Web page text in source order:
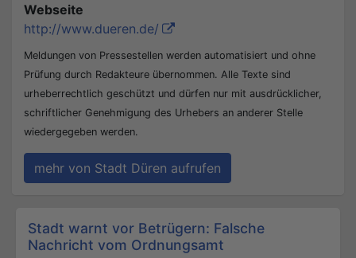
Webseite
http://www.dueren.de/
Meldungen von Pressestellen werden automatisiert und ohne
Prüfung durch Redakteure übernommen. Alle Texte sind
urheberrechtlich geschützt und dürfen nur mit ausdrücklicher,
schriftlicher Genehmigung des Urhebers an anderer Stelle
wiedergegeben werden.
mehr von Stadt Düren aufrufen
Beitrags-Navigation
Stadt warnt vor Betrügern: Falsche
Nachricht vom Ordnungsamt